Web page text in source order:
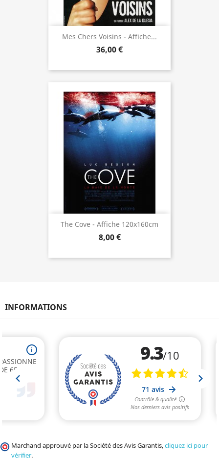
Mes Chers Voisins - Affiche...
36,00 €
The Cove - Affiche 120x160cm
8,00 €
INFORMATIONS
Marchand approuvé par la Société des Avis Garantis,cliquez ici pour
vérifier.